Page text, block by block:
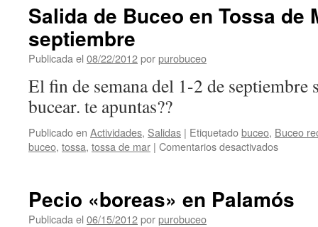
Salida de Buceo en Tossa de
septiembre
Publicada el 08/22/2012porpurobuceo
El fin de semana del 1-2 de septiembre
bucear. te apuntas??
Publicado en Actividades, Salidas | Etiquetadobuceo, Buceo
buceo, tossa, tossa de mar | Comentarios desactivadosen
en
Pecio «boreas» en Palamós
Publicada el 06/15/2012porpurobuceo